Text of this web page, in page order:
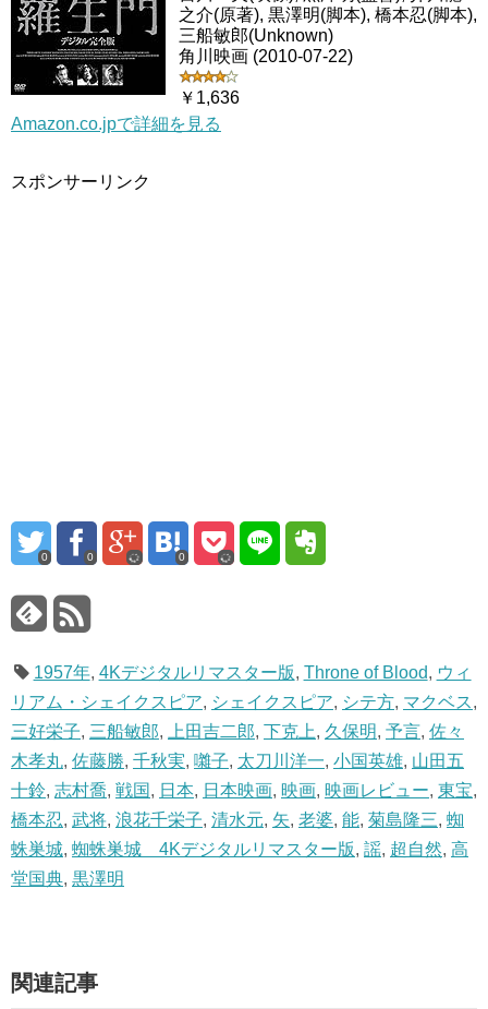
之介(原著), 黒澤明(脚本), 橋本忍(脚本),
三船敏郎(Unknown)
角川映画 (2010-07-22)
￥1,636
Amazon.co.jpで詳細を見る
スポンサーリンク
0 0 0
1957年, 4Kデジタルリマスター版, Throne of Blood, ウィ
リアム・シェイクスピア, シェイクスピア, シテ方, マクベス,
三好栄子, 三船敏郎, 上田吉二郎, 下克上, 久保明, 予言, 佐々
木孝丸, 佐藤勝, 千秋実, 囃子, 太刀川洋一, 小国英雄, 山田五
十鈴, 志村喬, 戦国 , 日本, 日本映画, 映画, 映画レビュー, 東宝,
橋本忍, 武将, 浪花千栄子, 清水元, 矢, 老婆, 能, 菊島隆三, 蜘
蛛巣城, 蜘蛛巣城 4Kデジタルリマスター版, 謡, 超自然, 高
堂国典, 黒澤明
関連記事